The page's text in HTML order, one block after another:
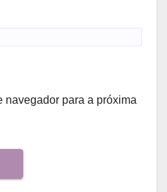
navegador para a próxima